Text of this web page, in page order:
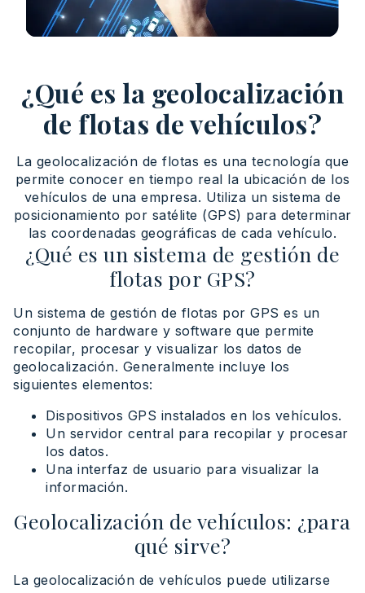
¿Qué es la geolocalización
de flotas de vehículos?
La geolocalización de flotas es una tecnología que
permite conocer en tiempo real la ubicación de los
vehículos de una empresa. Utiliza un sistema de
posicionamiento por satélite (GPS) para determinar
las coordenadas geográficas de cada vehículo.
¿Qué es un sistema de gestión de
flotas por GPS?
Un sistema de gestión de flotas por GPS es un
conjunto de hardware y software que permite
recopilar, procesar y visualizar los datos de
geolocalización. Generalmente incluye los
siguientes elementos:
Dispositivos GPS instalados en los vehículos.
Un servidor central para recopilar y procesar
los datos.
Una interfaz de usuario para visualizar la
información.
Geolocalización de vehículos: ¿para
qué sirve?
La geolocalización de vehículos puede utilizarse